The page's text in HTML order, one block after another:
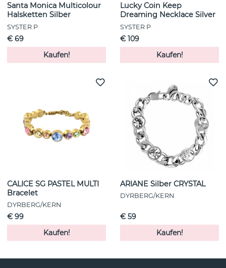
Santa Monica Multicolour
Halsketten Silber
SYSTER P
€ 69
Kaufen!
Lucky Coin Keep
Dreaming Necklace Silver
SYSTER P
€ 109
Kaufen!
CALICE SG PASTEL MULTI
Bracelet
DYRBERG/KERN
€ 99
Kaufen!
ARIANE Silber CRYSTAL
DYRBERG/KERN
€ 59
Kaufen!